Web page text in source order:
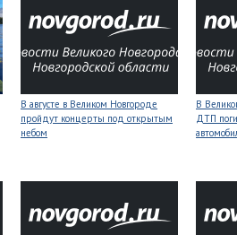
В августе в Великом Новгороде
пройдут концерты под открытым
небом
В
ДТП